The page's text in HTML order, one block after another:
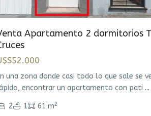
Apartamento 2 dormitorios
una zona donde casi todo lo que sale se
encontrar un apartamento con pati ...
2 1 61 m2